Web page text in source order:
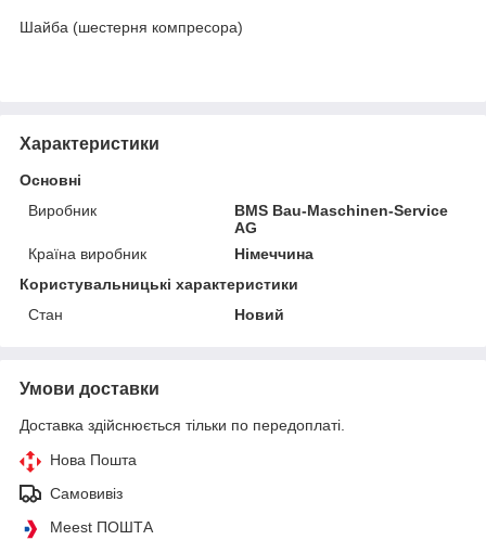
Шайба (шестерня компресора)
Характеристики
Основні
Виробник
BMS Bau-Maschinen-Service
AG
Країна виробник
Німеччина
Користувальницькі характеристики
Стан
Новий
Умови доставки
Доставка здійснюється тільки по передоплаті.
Нова Пошта
Самовивіз
Meest ПОШТА